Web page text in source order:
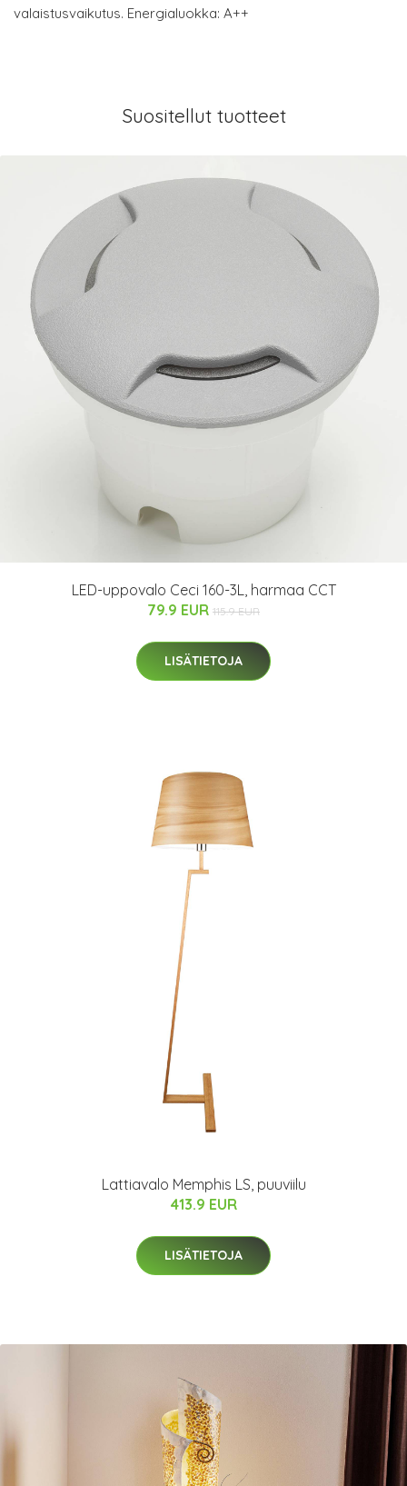
valaistusvaikutus. Energialuokka: A++
Suositellut tuotteet
LED-uppovalo Ceci 160-3L, harmaa CCT
79.9 EUR 115.9 EUR
LISÄTIETOJA
Lattiavalo Memphis LS, puuviilu
413.9 EUR
LISÄTIETOJA